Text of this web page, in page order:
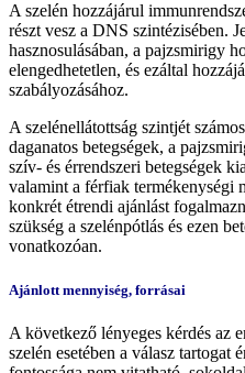
A szelén hozzájárul
részt vesz a DNS szintézisében.
hasznosulásában, a pajzsmirigy
elengedhetetlen, és ezáltal
szabályozásához.
A szelénellátottság szintjét
daganatos betegségek, a
szív- és érrendszeri betegségek
valamint a férfiak termékenységi
konkrét étrendi ajánlást
szükség a szelénpótlás és ezen
vonatkozóan.
Ajánlott mennyiség, forrásai
A következő lényeges kérdés az
szelén esetében a válasz tartogat